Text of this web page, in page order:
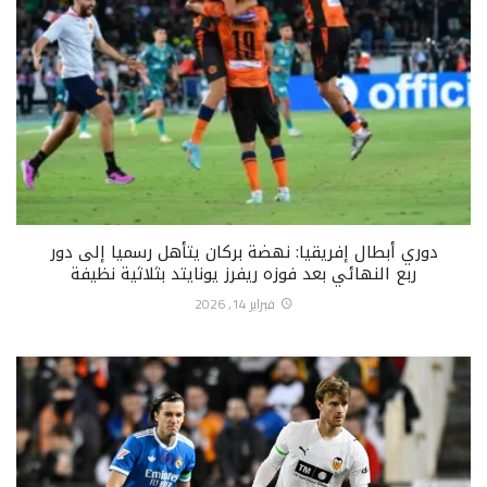
دوري أبطال إفريقيا: نهضة بركان يتأهل رسميا إلى دور
ربع النهائي بعد فوزه ريفرز يونايتد بثلاثية نظيفة
فبراير 14, 2026